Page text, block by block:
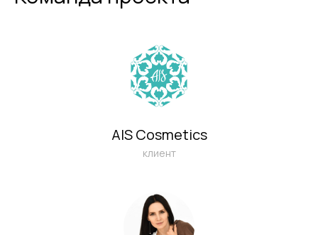
AIS Cosmetics
клиент